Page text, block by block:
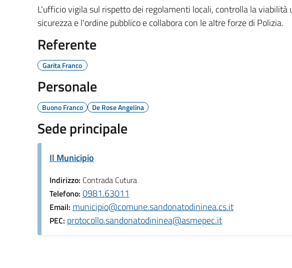
L'ufficio vigila sul rispetto dei regolamenti locali, controlla la
sicurezza e l'ordine pubblico e collabora con le altre forze di Polizia.
Referente
Garita Franco
Personale
Buono Franco De Rose Angelina
Sede principale
Il Municipio
Indirizzo: Contrada Cutura
Telefono: 0981.63011
Email: municipio@comune.sandonatodininea.cs.it
PEC: protocollo.sandonatodininea@asmepec.it